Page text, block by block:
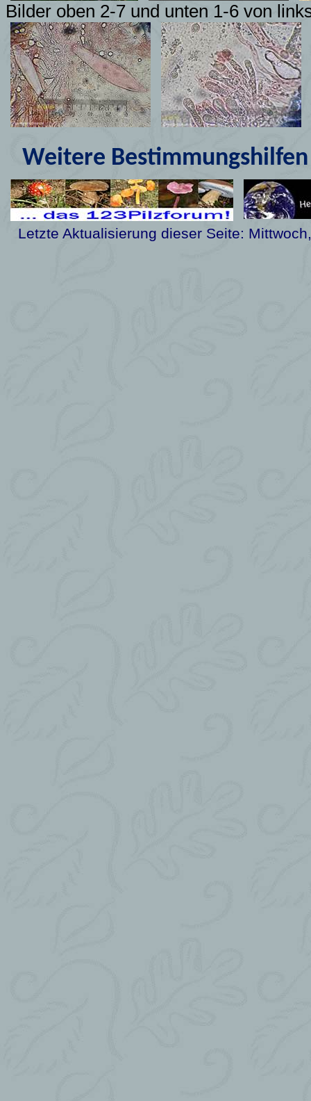
Bilder oben 2-7 und unten 1-6 von
Weitere
Letzte Aktualisierung dieser Seite: